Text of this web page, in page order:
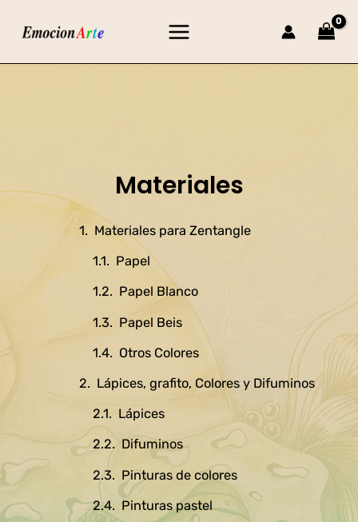
Materiales
Materiales para Zentangle
Papel
Papel Blanco
Papel Beis
Otros Colores
Lápices, grafito, Colores y Difuminos
Lápices
Difuminos
Pinturas de colores
Pinturas pastel